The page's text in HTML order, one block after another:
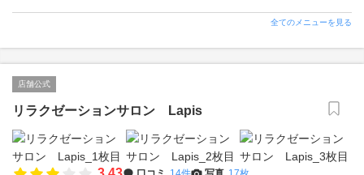
全てのメニューを見る
店舗公式
リラクゼーションサロン Lapis